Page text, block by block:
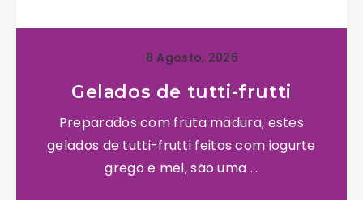
8 Agosto, 2026
Gelados de tutti-frutti
Preparados com fruta madura, estes
gelados de tutti-frutti feitos com iogurte
grego e mel, são uma ...